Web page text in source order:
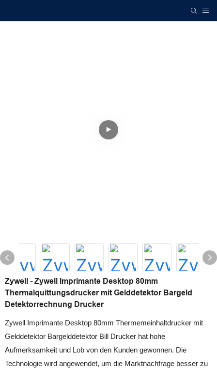
Zywell - Zywell Imprimante Desktop 80mm
Thermalquittungsdrucker mit Gelddetektor Bargeld
Detektorrechnung Drucker
Zywell Imprimante Desktop 80mm Thermemeinhaltdrucker mit
Gelddetektor Bargelddetektor Bill Drucker hat hohe
Aufmerksamkeit und Lob von den Kunden gewonnen. Die
Technologie wird angewendet, um die Marktnachfrage besser zu